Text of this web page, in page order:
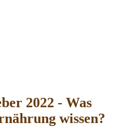
2022 - Was
wissen?